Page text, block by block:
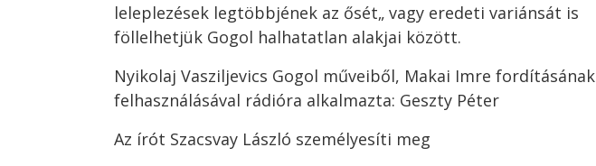
leleplezések legtöbbjének az ősét„ vagy eredeti variánsát is
föllelhetjük Gogol halhatatlan alakjai között.
Nyikolaj Vasziljevics Gogol műveiből, Makai Imre fordításának
felhasználásával rádióra alkalmazta: Geszty Péter
Az írót Szacsvay László személyesíti meg